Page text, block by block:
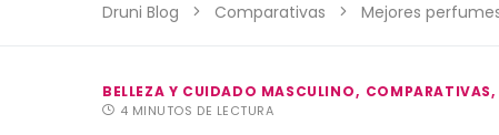
Druni Blog Comparativas Mejores
BELLEZA Y CUIDADO MASCULINO COMPARATIVAS
4 MINUTOS DE LECTURA